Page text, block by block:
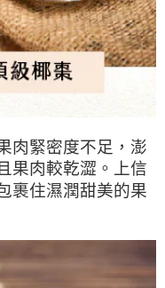
肉緊密度不足，澎
果肉較乾澀。 上信
裹住濕潤甜美的果